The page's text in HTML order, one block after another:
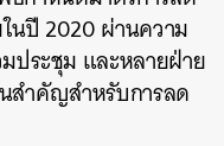
นปี 2020 ผ่านความ
ประชุม และหลายฝ่าย
สำคัญสำหรับการลด
EMAIL